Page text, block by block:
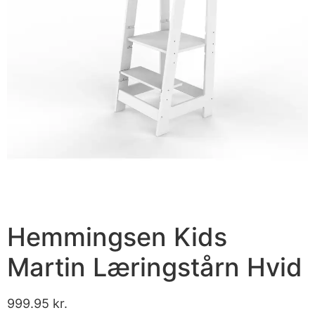
Hemmingsen Kids
Martin Læringstårn Hvid
999.95 kr.